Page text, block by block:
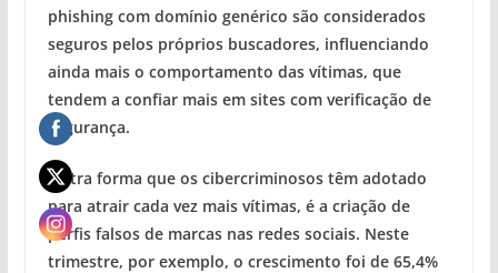
phishing com domínio genérico são considerados
seguros pelos próprios buscadores, influenciando
ainda mais o comportamento das vítimas, que
tendem a confiar mais em sites com verificação de
segurança.
Outra forma que os cibercriminosos têm adotado
para atrair cada vez mais vítimas, é a criação de
perfis falsos de marcas nas redes sociais. Neste
trimestre, por exemplo, o crescimento foi de 65,4%